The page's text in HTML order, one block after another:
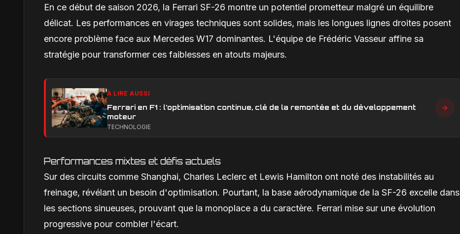
En ce début de saison 2026, la Ferrari SF-26 montre un potentiel prometteur malgré un équilibre
délicat. Les performances en virages techniques sont solides, mais les longues lignes droites posent
encore problème face aux Mercedes W17 dominantes. L'équipe de Frédéric Vasseur affine sa
stratégie pour transformer ces faiblesses en atouts majeurs.
À LIRE AUSSI
Ferrari en F1 : l’optimisation continue, clé de la remontée et du développement
moteur
TECHNOLOGIE
Performances mixtes et défis actuels
Sur des circuits comme Shanghai, Charles Leclerc et Lewis Hamilton ont noté des instabilités au
freinage, révélant un besoin d'optimisation. Pourtant, la base aérodynamique de la SF-26 excelle dans
les sections sinueuses, prouvant que la monoplace a du caractère. Ferrari mise sur une évolution
progressive pour combler l'écart.